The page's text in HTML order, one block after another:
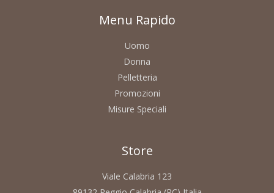
Menu Rapido
Uomo
Donna
Pelletteria
Promozioni
Misure Speciali
Store
Viale Calabria 123